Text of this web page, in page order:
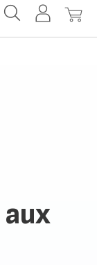
MonMon